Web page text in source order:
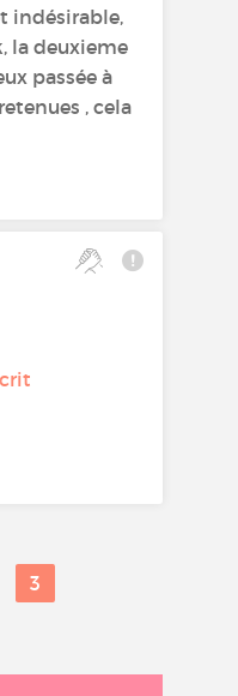
indésirable,
la deuxieme
passée à
, cela
3